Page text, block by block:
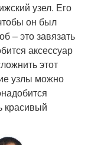
узел. Его
он был
– это завязать
аксессуар
этот
узлы можно
красивый